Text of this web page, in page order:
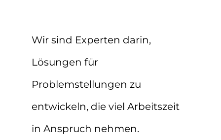
Wir sind Experten darin,
Lösungen für
Problemstellungen zu
entwickeln, die viel Arbeitszeit
in Anspruch nehmen.